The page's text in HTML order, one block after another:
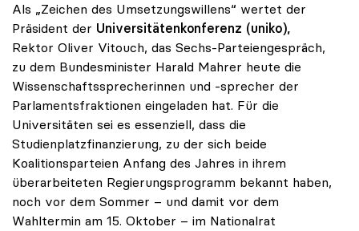
Als „Zeichen des Umsetzungswillens“ wertet der
Präsident der Universitätenkonferenz (uniko),
Rektor Oliver Vitouch, das Sechs-Parteiengespräch,
zu dem Bundesminister Harald Mahrer heute die
Wissenschaftssprecherinnen und -sprecher der
Parlamentsfraktionen eingeladen hat. Für die
Universitäten sei es essenziell, dass die
Studienplatzfinanzierung, zu der sich beide
Koalitionsparteien Anfang des Jahres in ihrem
überarbeiteten Regierungsprogramm bekannt haben,
noch vor dem Sommer – und damit vor dem
Wahltermin am 15. Oktober – im Nationalrat